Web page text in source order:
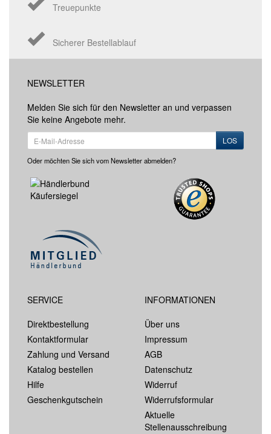
Treuepunkte
Sicherer Bestellablauf
NEWSLETTER
Melden Sie sich für den Newsletter an und verpassen
Sie keine Angebote mehr.
LOS
Oder möchten Sie sich vom Newsletter abmelden?
SERVICE
Direktbestellung
Kontaktformular
Zahlung und Versand
Katalog bestellen
Hilfe
Geschenkgutschein
INFORMATIONEN
Über uns
Impressum
AGB
Datenschutz
Widerruf
Widerrufsformular
Aktuelle
Stellenausschreibung